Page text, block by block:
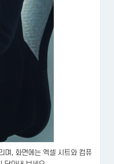
며, 화면에는 엑셀 시트와 컴퓨